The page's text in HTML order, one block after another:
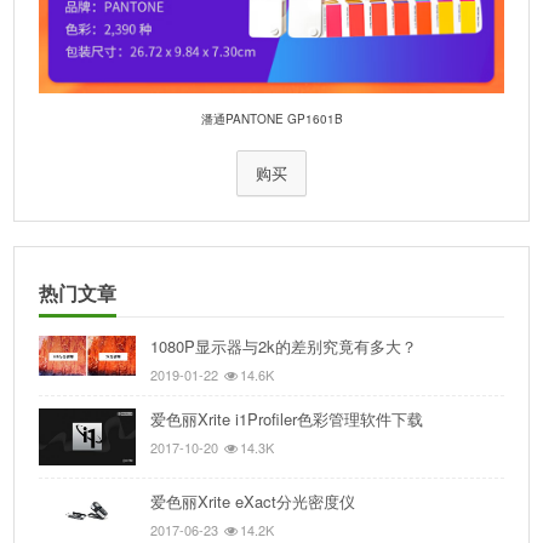
潘通PANTONE GP1601B
购买
热门文章
1080P显示器与2k的差别究竟有多大？
2019-01-22 14.6K
爱色丽Xrite i1Profiler色彩管理软件下载
2017-10-20 14.3K
爱色丽Xrite eXact分光密度仪
2017-06-23 14.2K